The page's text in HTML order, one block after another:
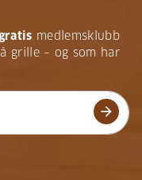
medlemsklubb
grille – og som har
arrow_forward